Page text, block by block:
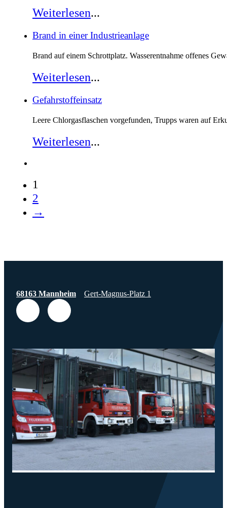
Weiterlesen...
Brand in einer Industrieanlage
Brand auf einem Schrottplatz. Wasserentnahme offenes
Weiterlesen...
Gefahrstoffeinsatz
Leere Chlorgasflaschen vorgefunden, Trupps waren auf
Weiterlesen...
1
2
→
68163 Mannheim Gert-Magnus-Platz 1